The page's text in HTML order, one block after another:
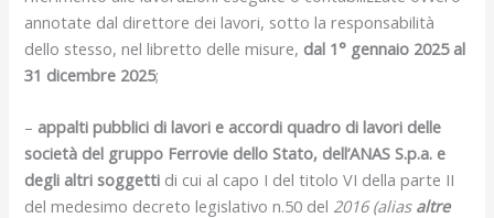
annotate dal direttore dei lavori, sotto la responsabilità
dello stesso, nel libretto delle misure, dal 1° gennaio 2025 al
31 dicembre 2025;
– appalti pubblici di lavori e accordi quadro di lavori delle
società del gruppo Ferrovie dello Stato, dell’ANAS S.p.a. e
degli altri soggetti di cui al capo I del titolo VI della parte II
del medesimo decreto legislativo n.50 del 2016 (alias altre